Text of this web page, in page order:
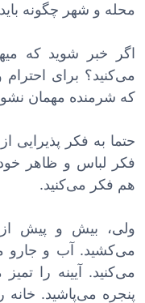
محله و شهر چگونه
اگر خبر شوید که
می‌کنید؟ برای احترام
که شرمنده مهمان
حتما به فکر پذیرایی
فکر لباس و ظاهر
هم فکر می‌کنید.
ولی، بیش و پیش
می‌کشید. آب و جارو
می‌کنید. آیینه را
پنجره می‌پاشید. خانه